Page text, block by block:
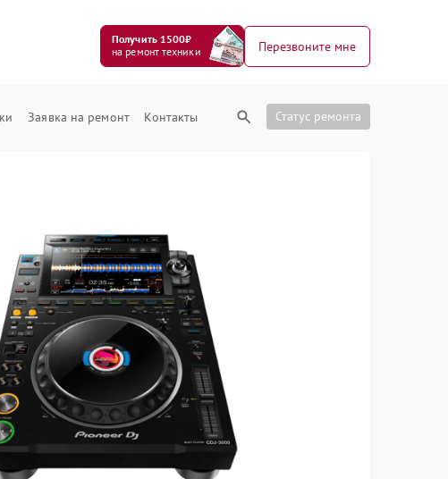
Получить 1500₽
на ремонт техники
Перезвоните мне
Заявка на ремонт Контакты Статус ремонта